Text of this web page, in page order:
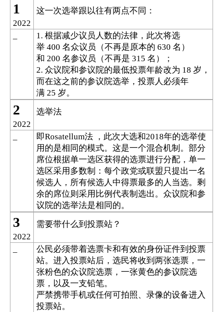
1
2022
这一次选举跟以往有两点不同：
1. 根据减少议员人数的法律，此次将选
举 400 名众议员（不再是原本的 630 名）
和 200 名参议员（不再是 315 名）；
2. 众议院和参议院的最低投票年龄改为 18 岁，
而在这之前的参议院选举，投票人必须年
满 25 岁。
2
2022
选举法
即Rosatellum法 ，此次大选和2018年的选举使
用的是相同的模式。这是一个混合机制。部分
席位根据单一选区获得的选票进行分配，单一
选区采用多数制：每个政党或联盟只提出一名
候选人，所有候选人中得票最多的人当选。剩
余的席位则采用比例代表制选出。众议院和参
议院的选举法是相同的。
3
2022
需要带什么到投票站？
公民必须带着选票卡和有效的身份证件到投票
站。进入投票站后，选民将收到两张选票，一
张粉色的众议院选票，一张黄色的参议院选
票，以及一支铅笔。
严禁携带手机或任何可拍照、录像的设备进入
投票站。